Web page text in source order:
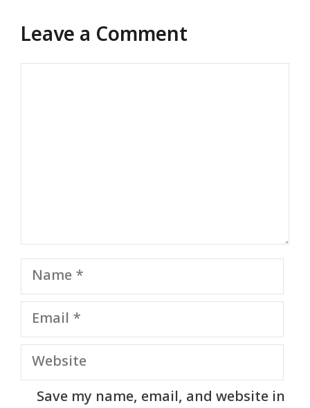
Leave a Comment
Name
Email
Website
Save my name, email, and website in